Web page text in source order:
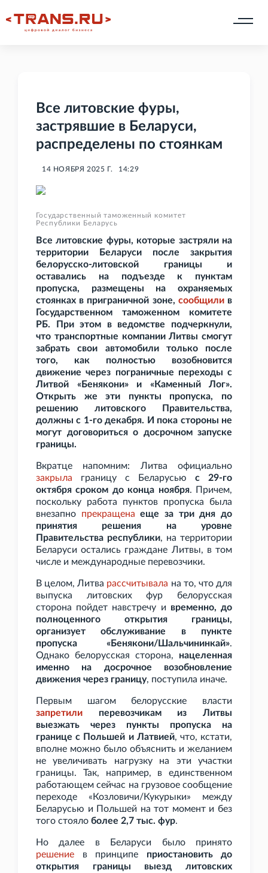
Все литовские фуры,
застрявшие в Беларуси,
распределены по стоянкам
14 НОЯБРЯ 2025 Г. 14:29
Государственный таможенный комитет
Республики Беларусь
Все литовские фуры, которые застряли на
территории Беларуси после закрытия
белорусско-литовской границы и
оставались на подъезде к пунктам
пропуска, размещены на охраняемых
стоянках в приграничной зоне, сообщилив
Государственном таможенном комитете
РБ. При этом в ведомстве подчеркнули,
что транспортные компании Литвы смогут
забрать свои автомобили только после
того, как полностью возобновится
движение через пограничные переходы с
Литвой «Бенякони» и «Каменный Лог».
Открыть же эти пункты пропуска, по
решению литовского Правительства,
должны с 1-го декабря. И пока стороны не
могут договориться о досрочном запуске
границы.
Вкратце напомним: Литва официально
закрыла границу с Беларусью с 29-го
октября сроком до конца ноября. Причем,
поскольку работа пунктов пропуска была
внезапно прекращена еще за три дня до
принятия решения на уровне
Правительства республики, на территории
Беларуси остались граждане Литвы, в том
числе и международные перевозчики.
В целом, Литва рассчитывала на то, что для
выпуска литовских фур белорусская
сторона пойдет навстречу и временно, до
полноценного открытия границы,
организует обслуживание в пункте
пропуска «Бенякони/Шальчининкай».
Однако белорусская сторона, нацеленная
именно на досрочное возобновление
движения через границу, поступила иначе.
Первым шагом белорусские власти
запретили перевозчикам из Литвы
выезжать через пункты пропуска на
границе с Польшей и Латвией, что, кстати,
вполне можно было объяснить и желанием
не увеличивать нагрузку на эти участки
границы. Так, например, в единственном
работающем сейчас на грузовое сообщение
переходе «Козловичи/Кукурыки» между
Беларусью и Польшей на тот момент и без
того стояло более 2,7 тыс. фур.
Но далее в Беларуси было принято
решение в принципе приостановить до
открытия границы выезд литовских